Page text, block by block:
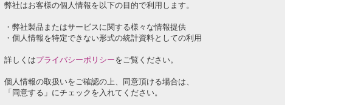
弊社はお客様の個人情報を以下の目的で利用します。
・弊社製品またはサービスに関する様々な情報提供
・個人情報を特定できない形式の統計資料としての利用
詳しくはプライバシーポリシーをご覧ください。
個人情報の取扱いをご確認の上、同意頂ける場合は、
「同意する」にチェックを入れてください。